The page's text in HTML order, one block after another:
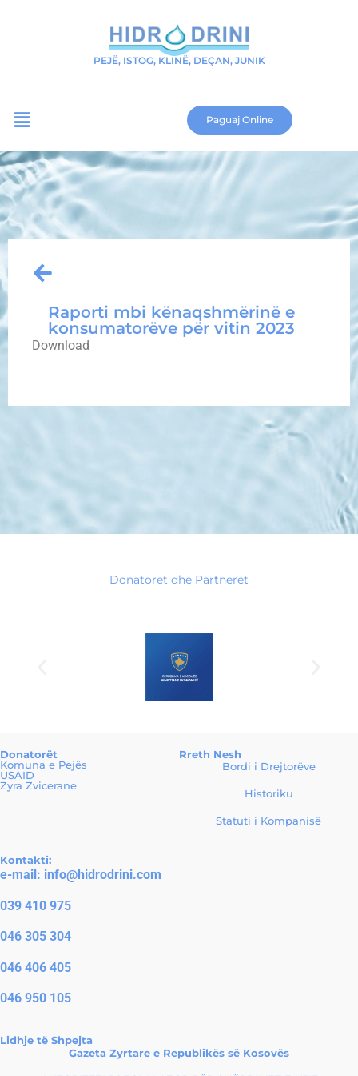
PEJË, ISTOG, KLINË, DEÇAN, JUNIK
Paguaj Online
Raporti mbi kënaqshmërinë e
konsumatorëve për vitin 2023
Download
Donatorët dhe Partnerët
Donatorët
Komuna e Pejës
USAID
Zyra Zvicerane
Rreth Nesh
Bordi i Drejtorëve
Historiku
Statuti i Kompanisë
Kontakti:
e-mail: info@hidrodrini.com
039 410 975
046 305 304
046 406 405
046 950 105
Lidhje të Shpejta
Gazeta Zyrtare e Republikës së Kosovës